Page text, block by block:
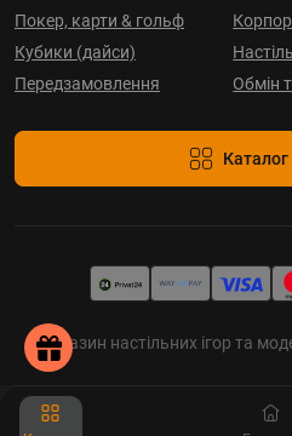
Покер, карти & гольф
Кубики (дайси)
Передзамовлення
Обмін
Каталог
Магазин настільних ігор та